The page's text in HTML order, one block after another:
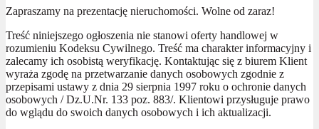
Zapraszamy na prezentację nieruchomości. Wolne od zaraz!
Treść niniejszego ogłoszenia nie stanowi oferty handlowej w
rozumieniu Kodeksu Cywilnego. Treść ma charakter informacyjny i
zalecamy ich osobistą weryfikację. Kontaktując się z biurem Klient
wyraża zgodę na przetwarzanie danych osobowych zgodnie z
przepisami ustawy z dnia 29 sierpnia 1997 roku o ochronie danych
osobowych / Dz.U.Nr. 133 poz. 883/. Klientowi przysługuje prawo
do wglądu do swoich danych osobowych i ich aktualizacji.